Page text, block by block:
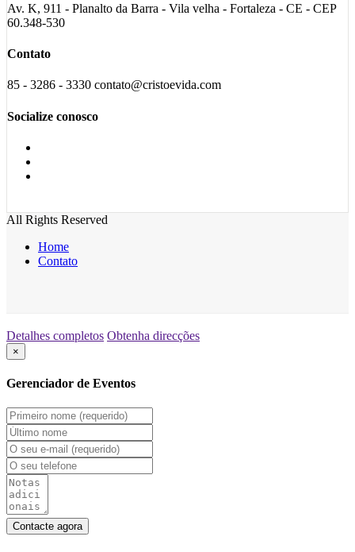
Av. K, 911 - Planalto da Barra - Vila velha - Fortaleza - CE - CEP
60.348-530
Contato
85 - 3286 - 3330 contato@cristoevida.com
Socialize conosco
All Rights Reserved
Home
Contato
Detalhes completos Obtenha direcções
×
Gerenciador de Eventos